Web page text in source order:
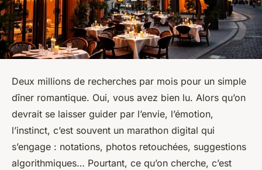
Deux millions de recherches par mois pour un simple
dîner romantique. Oui, vous avez bien lu. Alors qu’on
devrait se laisser guider par l’envie, l’émotion,
l’instinct, c’est souvent un marathon digital qui
s’engage : notations, photos retouchées, suggestions
algorithmiques… Pourtant, ce qu’on cherche, c’est